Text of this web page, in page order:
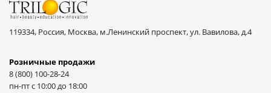
119334, Россия, Москва, м.Ленинский проспект, ул. Вавилова, д.4
Розничные продажи
8 (800) 100-28-24
пн-пт с 10:00 до 18:00